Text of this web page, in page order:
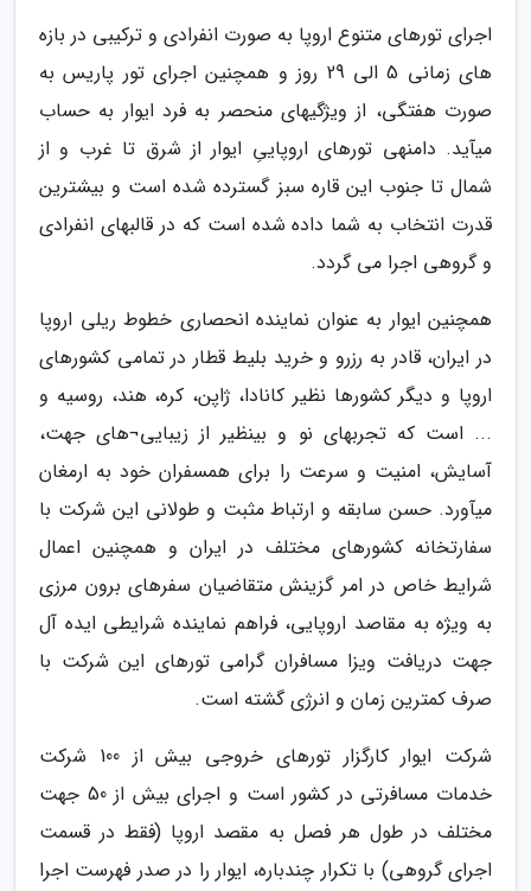
اجرای تورهای متنوع اروپا به صورت انفرادی و ترکیبی در بازه
های زمانی 5 الی 29 روز و همچنین اجرای تور پاریس به
صورت هفتگی، از ویژگیهای منحصر به فرد ایوار به حساب
میآید. دامنهی تورهای اروپاییِ ایوار از شرق تا غرب و از
شمال تا جنوب این قاره سبز گسترده شده است و بیشترین
قدرت انتخاب به شما داده شده است که در قالبهای انفرادی
و گروهی اجرا می گردد.
همچنین ایوار به عنوان نماینده انحصاری خطوط ریلی اروپا
در ایران، قادر به رزرو و خرید بلیط قطار در تمامی کشورهای
اروپا و دیگر کشورها نظیر کانادا، ژاپن، کره، هند، روسیه و
... است که تجربهای نو و بینظیر از زیبایی¬های جهت،
آسایش، امنیت و سرعت را برای همسفران خود به ارمغان
میآورد. حسن سابقه و ارتباط مثبت و طولانی این شرکت با
سفارتخانه کشورهای مختلف در ایران و همچنین اعمال
شرایط خاص در امر گزینش متقاضیان سفرهای برون مرزی
به ویژه به مقاصد اروپایی، فراهم نماینده شرایطی ایده آل
جهت دریافت ویزا مسافران گرامی تورهای این شرکت با
صرف کمترین زمان و انرژی گشته است.
شرکت ایوار کارگزار تورهای خروجی بیش از 100 شرکت
خدمات مسافرتی در کشور است و اجرای بیش از 50 جهت
مختلف در طول هر فصل به مقصد اروپا (فقط در قسمت
اجرای گروهی) با تکرار چندباره، ایوار را در صدر فهرست اجرا